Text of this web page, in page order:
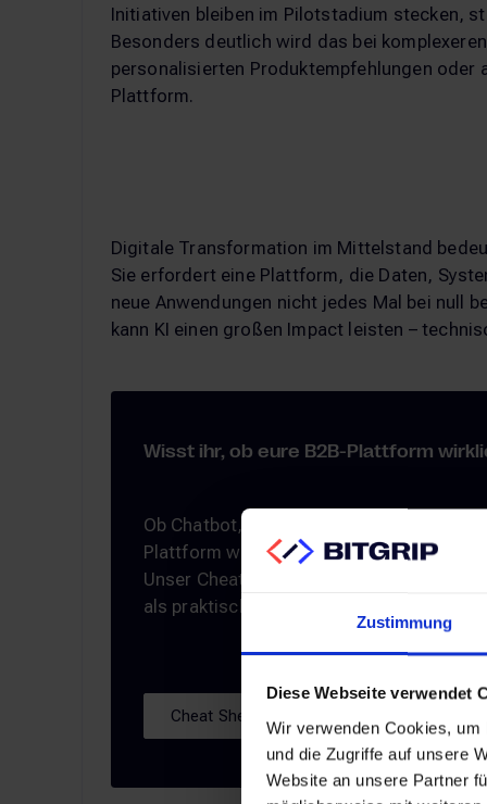
Zustimmung
Diese Webseite verwendet
Wir verwenden Cookies,
und die Zugriffe auf unsere
Website an unsere Partner
Initiativen bleiben im Pilotstadium stecken,
Besonders deutlich wird das bei
personalisierten Produktempfehlungen
Plattform.
Digitale Transformation im Mittelstand
Sie erfordert eine Plattform, die Daten,
neue Anwendungen nicht jedes Mal bei null
kann KI einen großen Impact leisten –
Wisst ihr, ob eure B2B-Plattform
Ob Chatbot, Produktsuche oder
Plattform wirklich funktionieren können,
Unser Cheat Sheet fasst die
als praktisches Arbeitsmittel für
Cheat Sheet
Cheat Sheet kostenlos herunterladen